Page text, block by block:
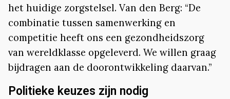
het huidige zorgstelsel. Van den Berg: “De
combinatie tussen samenwerking en
competitie heeft ons een gezondheidszorg
van wereldklasse opgeleverd. We willen graag
bijdragen aan de doorontwikkeling daarvan.”
Politieke keuzes zijn nodig